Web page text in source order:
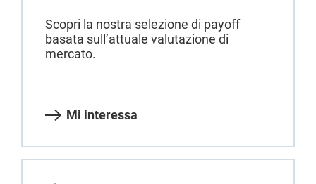
Scopri la nostra selezione di payoff
basata sull’attuale valutazione di
mercato.
Mi interessa